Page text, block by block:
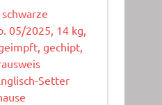
05/2025, 14 kg,
gechipt,
Setter